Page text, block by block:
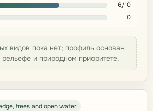
6/10
0
видов пока нет; профиль основан
и природном приоритете.
trees and open water